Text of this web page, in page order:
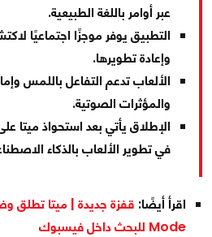
عبر أوامر باللغة الطبيعية.
التطبيق يوفر موجزًا اجتماعيًا
وإعادة تطويرها.
الألعاب تدعم التفاعل باللمس
والمؤثرات الصوتية.
في تطوير الألعاب بالذكاء
اقرأ أيضًا:
Mode للبحث داخل فيسبوك